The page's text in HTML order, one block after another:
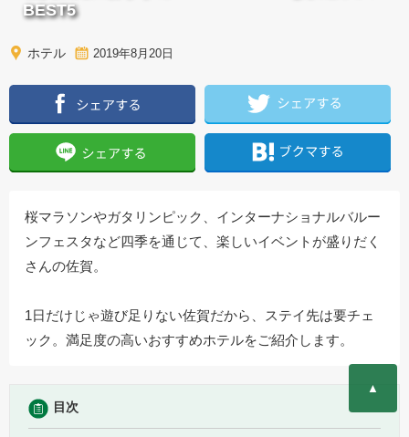
BEST5
ホテル 2019年8月20日
桜マラソンやガタリンピック、インターナショナルバルー
ンフェスタなど四季を通じて、楽しいイベントが盛りだく
さんの佐賀。
1日だけじゃ遊び足りない佐賀だから、ステイ先は要チェ
ック。満足度の高いおすすめホテルをご紹介します。
目次
▲